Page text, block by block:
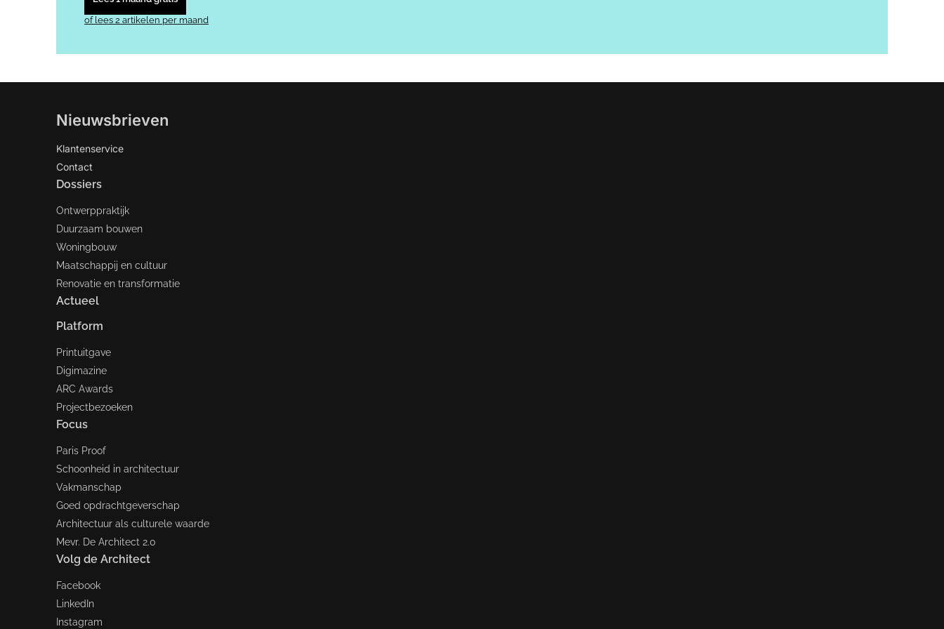
of lees 2 artikelen per maand
Nieuwsbrieven
Klantenservice
Contact
Dossiers
Ontwerppraktijk
Duurzaam bouwen
Woningbouw
Maatschappij en cultuur
Renovatie en transformatie
Actueel
Platform
Printuitgave
Digimazine
ARC Awards
Projectbezoeken
Focus
Paris Proof
Schoonheid in architectuur
Vakmanschap
Goed opdrachtgeverschap
Architectuur als culturele waarde
Mevr. De Architect 2.0
Volg de Architect
Facebook
LinkedIn
Instagram